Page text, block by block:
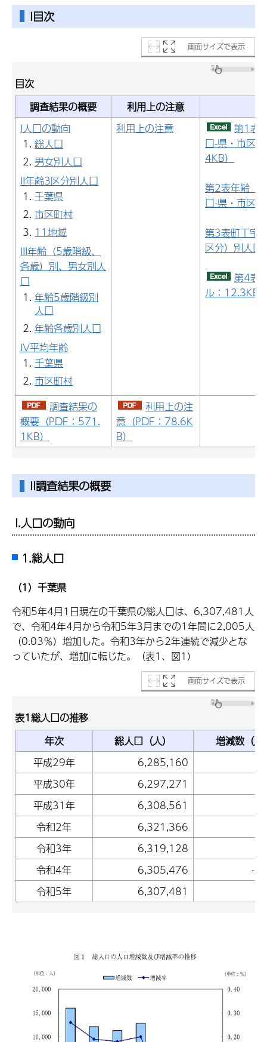
I目次
画面サイズで表示
目次
調査結果の概要
利用上の注意
I人口の動向
総人口
男女別人口
II年齢3区分別人口
千葉県
市区町村
11地域
III年齢（5歳階級、
各歳）別、男女別人
口
年齢5歳階級別
人口
年齢各歳別人口
IV平均年齢
千葉県
市区町村
利用上の注意
第1表
口-県・市区
4KB）
第2表年齢（
口-県・市区
第3表町丁字
区分）別人口
第4表
ル：12.3KB
調査結果の
概要（PDF：571.
1KB）
利用上の注
意（PDF：78.6K
B）
II調査結果の概要
I.人口の動向
1.総人口
（1）千葉県
令和5年4月1日現在の千葉県の総人口は、6,307,481人
で、令和4年4月から令和5年3月までの1年間に2,005人
（0.03％）増加した。令和3年から2年連続で減少とな
っていたが、増加に転じた。（表1、図1）
画面サイズで表示
年次 総人口（人） 増減数（人
表1総人口の推移
平成29年 6,285,160
平成30年
6,297,271
平成31年
6,308,561
令和2年
6,321,366
令和3年
6,319,128
令和4年
6,305,476
-
令和5年
6,307,481